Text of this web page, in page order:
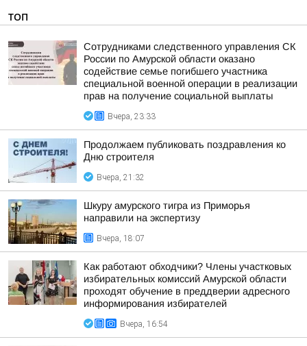
ТОП
Сотрудниками следственного управления СК
России по Амурской области оказано
содействие семье погибшего участника
специальной военной операции в реализации
прав на получение социальной выплаты
Вчера, 23:33
Продолжаем публиковать поздравления ко
Дню строителя
Вчера, 21:32
Шкуру амурского тигра из Приморья
направили на экспертизу
Вчера, 18:07
Как работают обходчики? Члены участковых
избирательных комиссий Амурской области
проходят обучение в преддверии адресного
информирования избирателей
Вчера, 16:54